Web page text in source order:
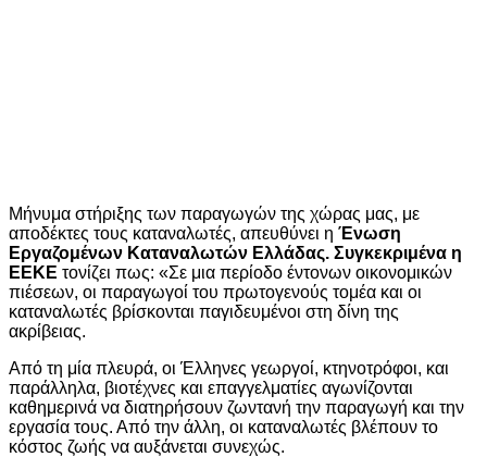
Μήνυμα στήριξης των παραγωγών της χώρας μας, με
αποδέκτες τους καταναλωτές, απευθύνει η Ένωση
Εργαζομένων Καταναλωτών Ελλάδας. Συγκεκριμένα η
ΕΕΚΕ τονίζει πως: «Σε μια περίοδο έντονων οικονομικών
πιέσεων, οι παραγωγοί του πρωτογενούς τομέα και οι
καταναλωτές βρίσκονται παγιδευμένοι στη δίνη της
ακρίβειας.
Από τη μία πλευρά, οι Έλληνες γεωργοί, κτηνοτρόφοι, και
παράλληλα, βιοτέχνες και επαγγελματίες αγωνίζονται
καθημερινά να διατηρήσουν ζωντανή την παραγωγή και την
εργασία τους. Από την άλλη, οι καταναλωτές βλέπουν το
κόστος ζωής να αυξάνεται συνεχώς.